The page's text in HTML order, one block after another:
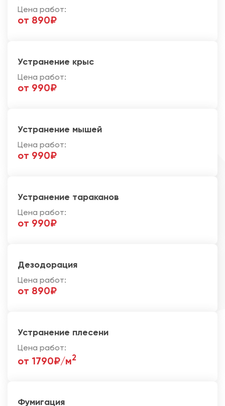
Цена работ:
от 890₽
Устранение крыс
Цена работ:
от 990₽
Устранение мышей
Цена работ:
от 990₽
Устранение тараканов
Цена работ:
от 990₽
Дезодорация
Цена работ:
от 890₽
Устранение плесени
Цена работ:
от 1790₽/м2
Фумигация